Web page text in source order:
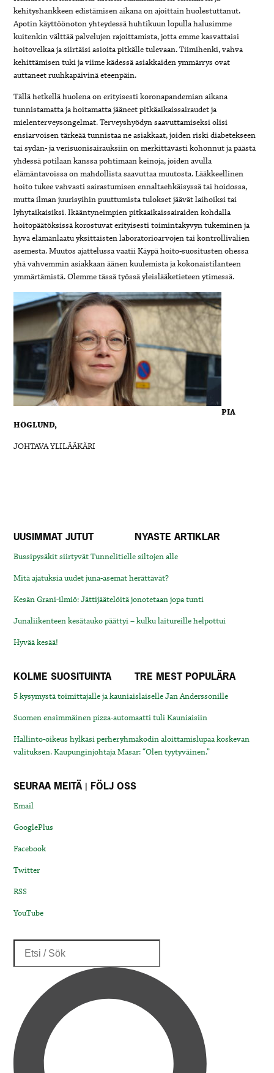
kehityshankkeen edistämisen aikana on ajoittain huolestuttanut.
Apotin käyttöönoton yhteydessä huhtikuun lopulla halusimme
kuitenkin välttää palvelujen rajoittamista, jotta emme kasvattaisi
hoitovelkaa ja siirtäisi asioita pitkälle tulevaan. Tiimihenki, vahva
kehittämisen tuki ja viime kädessä asiakkaiden ymmärrys ovat
auttaneet ruuhkapäivinä eteenpäin.
Tällä hetkellä huolena on erityisesti koronapandemian aikana
tunnistamatta ja hoitamatta jääneet pitkäaikaissairaudet ja
mielenterveysongelmat. Terveyshyödyn saavuttamiseksi olisi
ensiarvoisen tärkeää tunnistaa ne asiakkaat, joiden riski diabetekseen
tai sydän- ja verisuonisairauksiin on merkittävästi kohonnut ja päästä
yhdessä potilaan kanssa pohtimaan keinoja, joiden avulla
elämäntavoissa on mahdollista saavuttaa muutosta. Lääkkeellinen
hoito tukee vahvasti sairastumisen ennaltaehkäisyssä tai hoidossa,
mutta ilman juurisyihin puuttumista tulokset jäävät laihoiksi tai
lyhytaikaisiksi. Ikääntyneimpien pitkäaikaissairaiden kohdalla
hoitopäätöksissä korostuvat erityisesti toimintakyvyn tukeminen ja
hyvä elämänlaatu yksittäisten laboratorioarvojen tai kontrollivälien
asemesta. Muutos ajattelussa vaatii Käypä hoito-suositusten ohessa
yhä vahvemmin asiakkaan äänen kuulemista ja kokonaistilanteen
ymmärtämistä. Olemme tässä työssä yleislääketieteen ytimessä.
PIA
HÖGLUND,
JOHTAVA YLILÄÄKÄRI
UUSIMMAT JUTUT NYASTE ARTIKLAR
Bussipysäkit siirtyvät Tunnelitielle siltojen alle
Mitä ajatuksia uudet juna-asemat herättävät?
Kesän Grani-ilmiö: Jättijäätelöitä jonotetaan jopa tunti
Junaliikenteen kesätauko päättyi – kulku laitureille helpottui
Hyvää kesää!
KOLME SUOSITUINTA TRE MEST POPULÄRA
5 kysymystä toimittajalle ja kauniaislaiselle Jan Anderssonille
Suomen ensimmäinen pizza-automaatti tuli Kauniaisiin
Hallinto-oikeus hylkäsi perheryhmäkodin aloittamislupaa koskevan
valituksen. Kaupunginjohtaja Masar: “Olen tyytyväinen.”
SEURAA MEITÄ | FÖLJ OSS
Email
GooglePlus
Facebook
Twitter
RSS
YouTube